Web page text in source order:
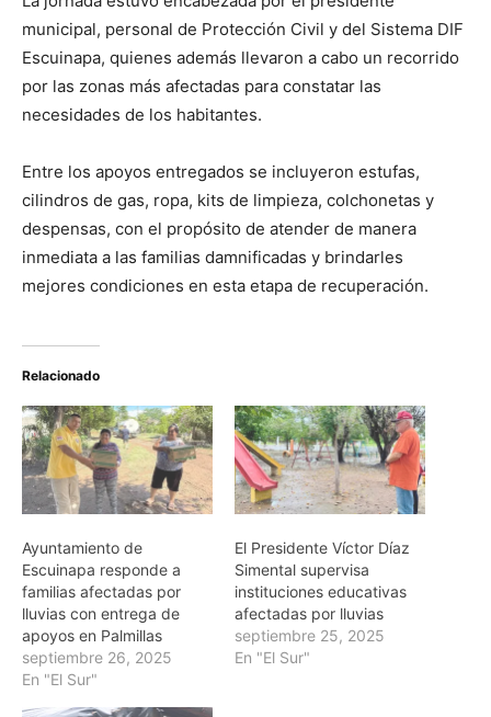
municipal, personal de Protección Civil y del Sistema DIF
Escuinapa, quienes además llevaron a cabo un recorrido
por las zonas más afectadas para constatar las
necesidades de los habitantes.
Entre los apoyos entregados se incluyeron estufas,
cilindros de gas, ropa, kits de limpieza, colchonetas y
despensas, con el propósito de atender de manera
inmediata a las familias damnificadas y brindarles
mejores condiciones en esta etapa de recuperación.
Relacionado
Ayuntamiento de
Escuinapa responde a
familias afectadas por
lluvias con entrega de
apoyos en Palmillas
septiembre 26, 2025
En "El Sur"
El Presidente Víctor Díaz
Simental supervisa
instituciones educativas
afectadas por lluvias
septiembre 25, 2025
En "El Sur"